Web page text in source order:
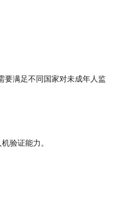
要满足不同国家对未成年人监
验证能力。